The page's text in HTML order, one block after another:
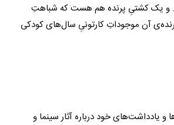
و یک کشتیِ پرنده هم هست که شباهتِ
آن موجوداتِ کارتونیِ سال‌های کودکی
و یادداشت‌های خود درباره آثار سینما و